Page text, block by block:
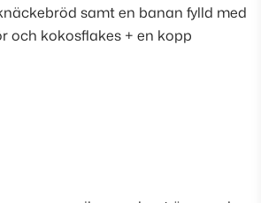
samt en banan fylld med
och kokosflakes + en kopp